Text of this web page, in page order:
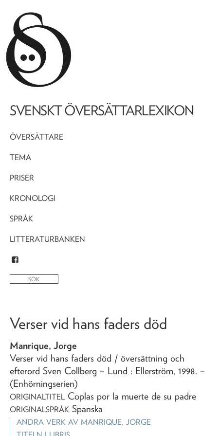
SVENSKT ÖVERSÄTTARLEXIKON
ÖVERSÄTTARE
TEMA
PRISER
KRONOLOGI
SPRÅK
LITTERATURBANKEN
Verser vid hans faders död
Manrique, Jorge
Verser vid hans faders död / översättning och
efterord Sven Collberg – Lund : Ellerström, 1998. –
(Enhörningserien)
ORIGINALTITEL Coplas por la muerte de su padre
ORIGINALSPRÅK Spanska
ANDRA VERK AV MANRIQUE, JORGE